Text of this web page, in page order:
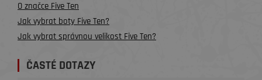
O značce Five Ten
Jak vybrat boty Five Ten?
Jak vybrat správnou velikost Five Ten?
ČASTÉ DOTAZY